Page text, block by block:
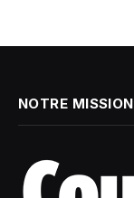
NOTRE MISSION